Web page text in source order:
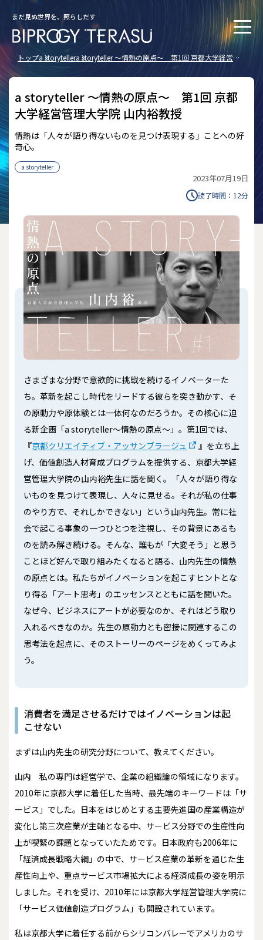
まだ見ぬ世界を、照らしだす
トップa storytellera storyteller ～情熱の原点～ 第1回 京都大学経営管
a storyteller ～情熱の原点～ 第1回 京都
大学経営管理大学院 山内裕教授
情熱は「人々が語り得ないものを見つけ表現する」ことへの好
奇心。
a storyteller
2023年07月19日
読了時間： 12分
さまざまな分野で意欲的に挑戦を続けるイノベーターた
ち。革新を起こし時代をリードする彼らを突き動かす、そ
の原動力や原体験とは一体何なのだろうか――。その核心に迫
る新企画「a storyteller～情熱の原点～」。第1回では、
『京都クリエイティブ・アッサンブラージュ
』を立ち上
げ、価値創造人材育成プログラムを提供する、京都大学経
営管理大学院の山内裕先生に話を聞く。「人々が語り得な
いものを見つけて表現し、人々に見せる。それが私の仕事
のやり方で、それしかできない」という山内先生。常に社
会で起こる事象の一つひとつを注視し、その背景にあるも
のを読み解き続ける。そんな、誰もが「大変そう」と思う
ことほど好んで取り組みたくなると語る、山内先生の情熱
の原点とは。私たちがイノベーションを起こすヒントとな
り得る「アート思考」のエッセンスとともに話を聞いた。
なぜ今、ビジネスにアートが必要なのか、それはどう取り
入れるべきなのか。先生の原動力とも密接に関連するこの
思考法を起点に、そのストーリーのページをめくってみよ
う。
消費者を満足させるだけではイノベーションは起
こせない
――まずは山内先生の研究分野について、教えてください。
山内
私の専門は経営学で、企業の組織論の領域になります。
2010年に京都大学に着任した当時、最先端のキーワードは「サ
ービス」でした。日本をはじめとする主要先進国の産業構造が
変化し第三次産業が主軸となる中、サービス分野での生産性向
上が喫緊の課題となっていたためです。日本政府も2006年に
「経済成長戦略大綱」の中で、サービス産業の革新を通じた生
産性向上や、重点サービス市場拡大による経済成長の姿を明示
しました。それを受け、2010年には京都大学経営管理大学院に
「サービス価値創造プログラム」も開設されています。
私は京都大学に着任する前からシリコンバレーでアメリカのサ